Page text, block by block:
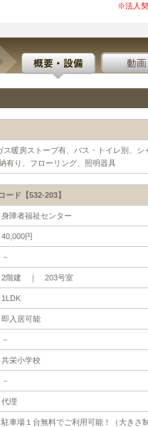
※法人契
暖房ストーブ有、バス・トイレ別、
有り、フローリング、照明器具
ド【532-203】
身障者福祉センター
40,000円
－
2階建 ｜ 203号室
1LDK
即入居可能
－
共栄小学校
－
代理
駐車場１台無料でご利用可能！（大きさ